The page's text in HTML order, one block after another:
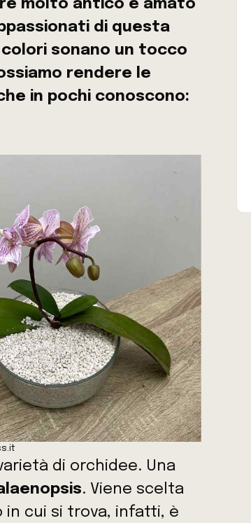
molto antico e amato
di questa
colori sonano un tocco
rendere le
in pochi conoscono:
di orchidee. Una
. Viene scelta
in cui si trova, infatti, è